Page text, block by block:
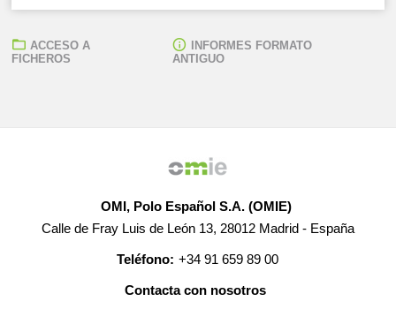
ACCESO A
FICHEROS
INFORMES FORMATO
ANTIGUO
OMI, Polo Español S.A. (OMIE)
Calle de Fray Luis de León 13, 28012 Madrid - España
Teléfono: +34 91 659 89 00
Contacta con nosotros